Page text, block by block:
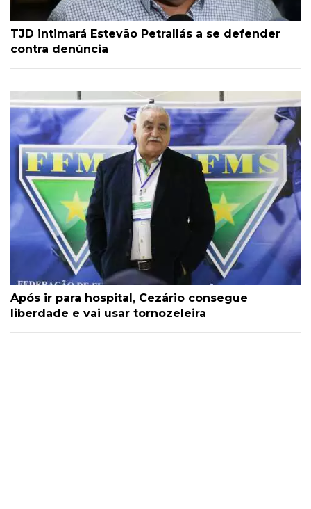
TJD intimará Estevão Petrallás a se defender
contra denúncia
Após ir para hospital, Cezário consegue
liberdade e vai usar tornozeleira